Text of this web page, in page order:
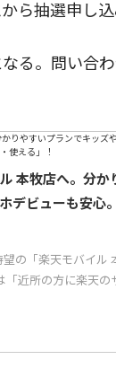
ら抽選申し込
。問い合わ
本牧店へ。分か
デビューも安心
の「楽天モバイル
「近所の方に楽天の